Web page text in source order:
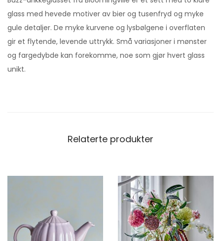
glass med hevede motiver av bier og tusenfryd og myke
gule detaljer. De myke kurvene og lysbølgene i overflaten
gir et flytende, levende uttrykk. Små variasjoner i mønster
og fargedybde kan forekomme, noe som gjør hvert glass
unikt.
Relaterte produkter